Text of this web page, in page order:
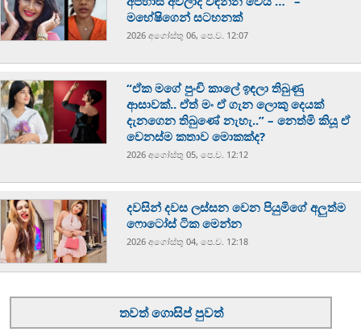
මහේෂිගෙන් සටහනක්
2026 අගෝස්‍තු 06, පෙ.ව. 12:07
“ඒක මගේ පුංචි කාලේ ඉඳලා තිබුණු
ආසාවක්.. ඒත් මං ඒ ගැන ලොකු දෙයක්
දැනගෙන තිබුණේ නැහැ..” – නෙත්මි කියූ ඒ
වෙනස්ම කතාව මොකක්ද?
2026 අගෝස්‍තු 05, පෙ.ව. 12:12
දවසින් දවස ලස්සන වෙන පියුමිගේ අලුත්ම
ෆොටෝස් ටික මෙන්න
2026 අගෝස්‍තු 04, පෙ.ව. 12:18
තවත් ගොසිප් පුවත්